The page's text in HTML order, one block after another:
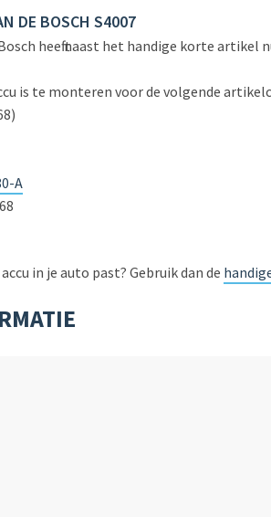
DE BOSCH S4007
heeft naast het handige korte artikel
is te monteren voor de volgende
A
in je auto past? Gebruik dan de